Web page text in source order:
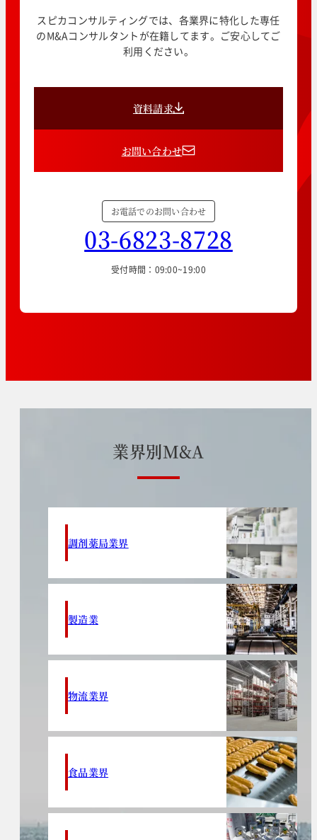
スピカコンサルティングでは、各業界に特化した専任
のM&Aコンサルタントが在籍してます。ご安心してご
利用ください。
資料請求
お問い合わせ
お電話でのお問い合わせ
03-6823-8728
受付時間：09:00~19:00
業界別M&A
調剤薬局業界
製造業
物流業界
食品業界